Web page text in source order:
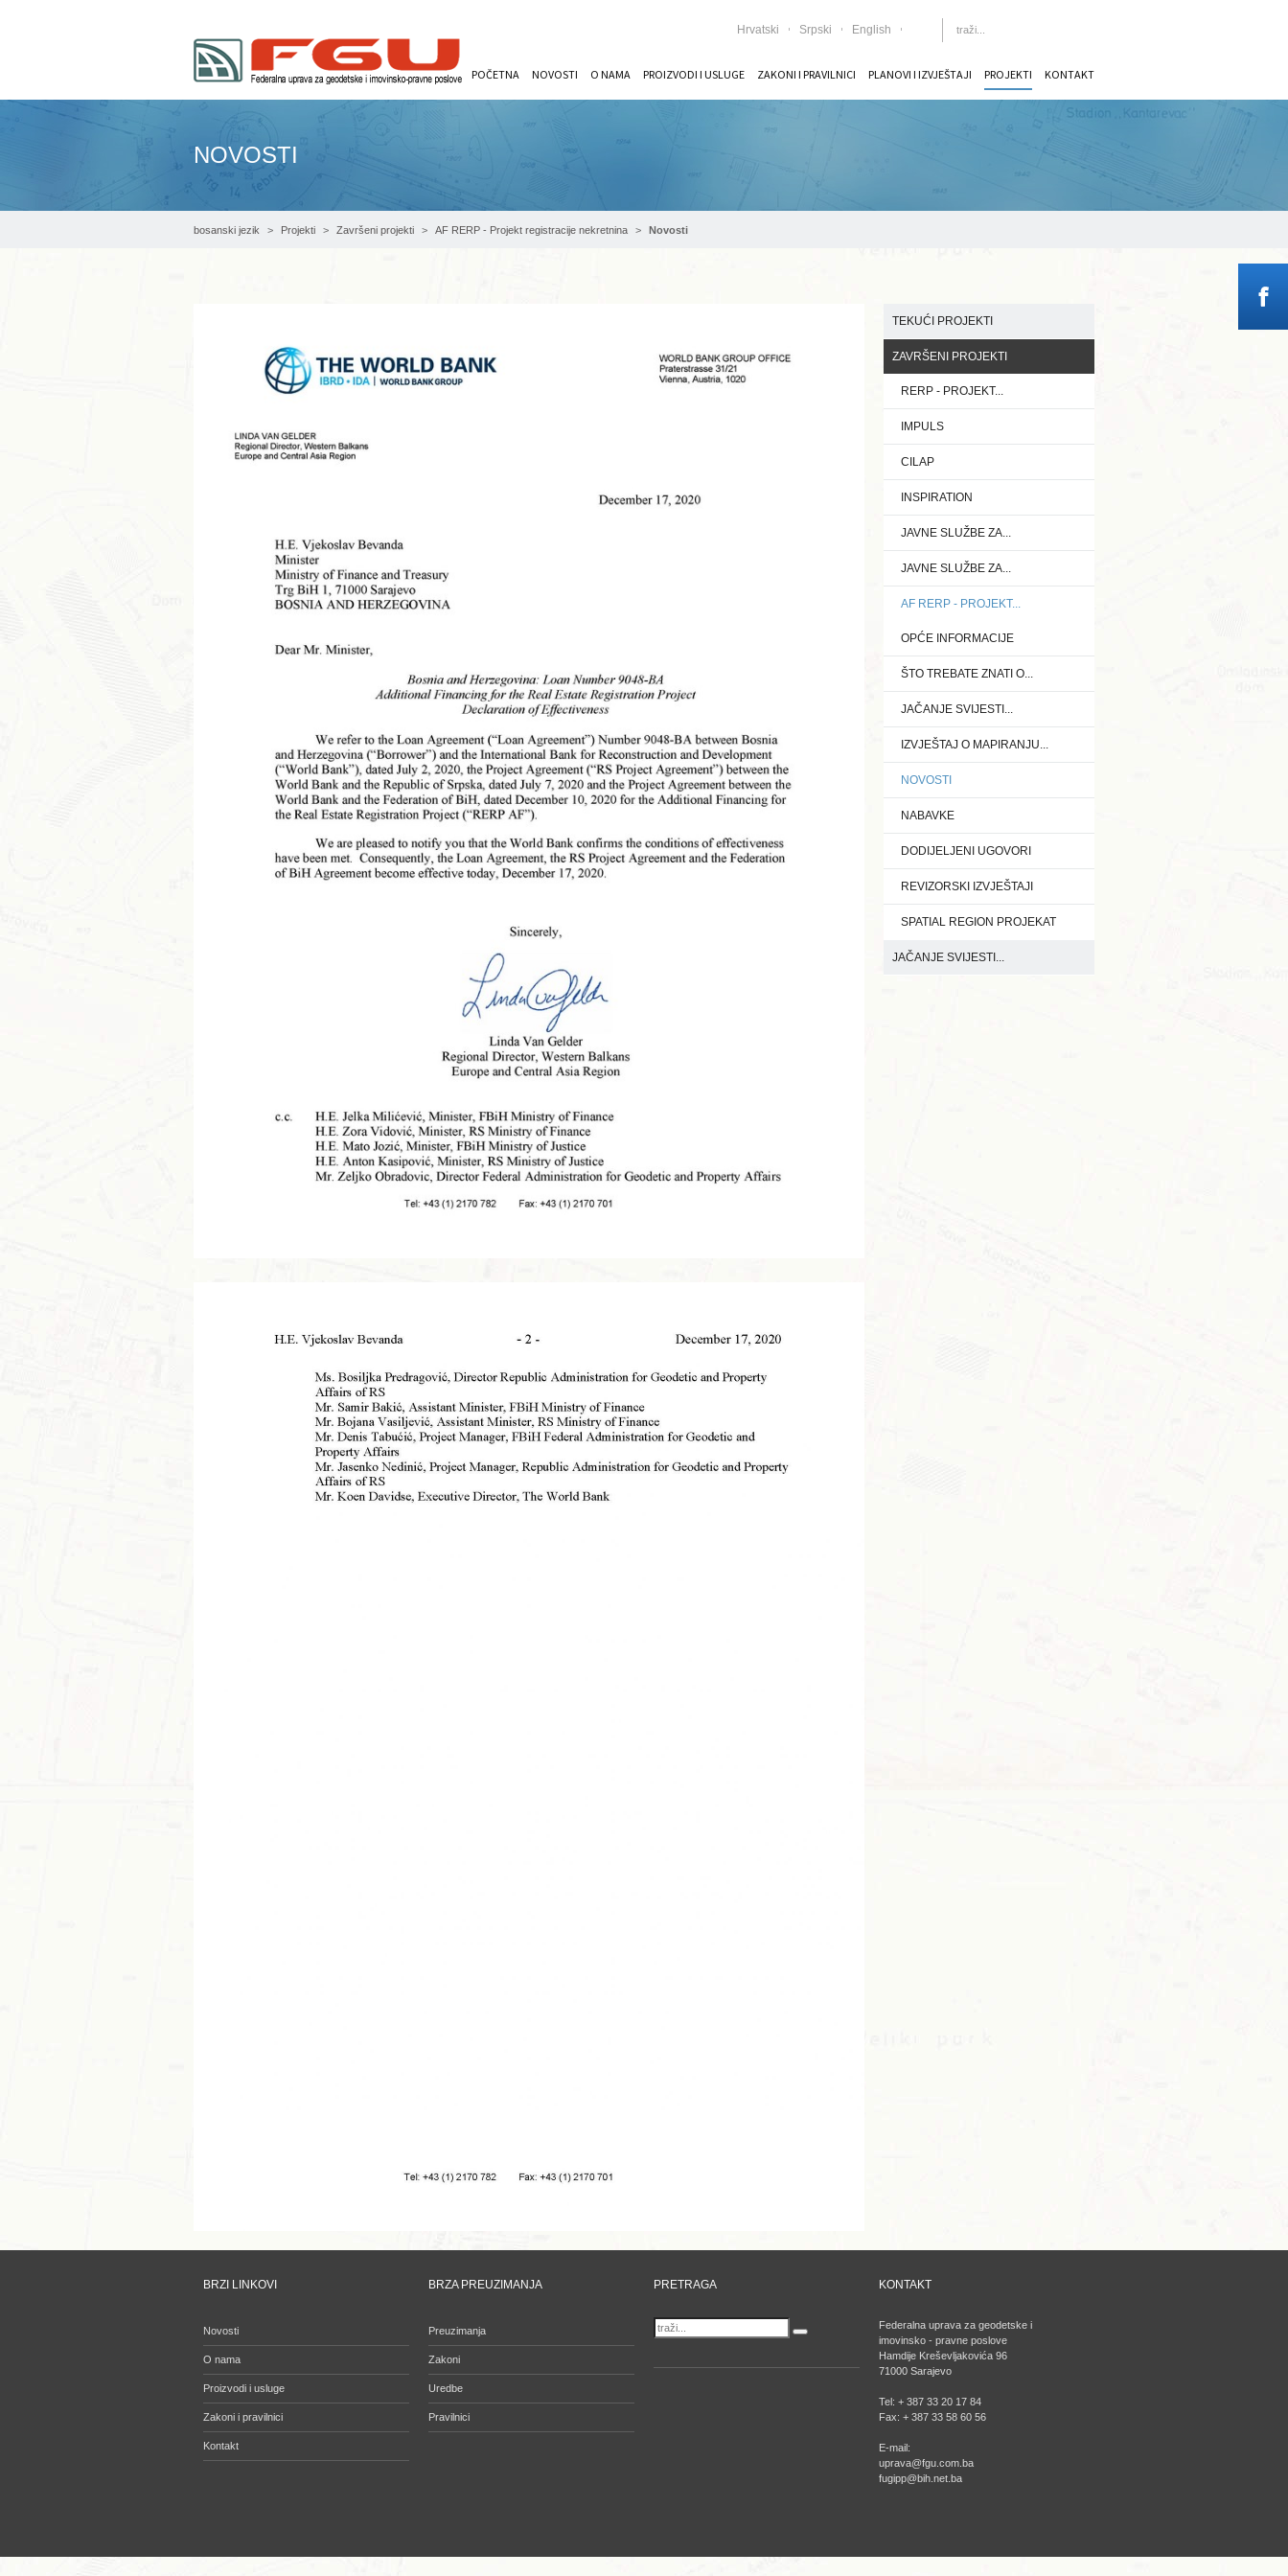
Hrvatski Srpski English
POČETNA NOVOSTI O NAMA PROIZVODI I USLUGE ZAKONI I PRAVILNICI PLANOVI I IZVJEŠTAJI PROJEKTI KONTAKT
NOVOSTI
bosanski jezik Projekti Završeni projekti AF RERP - Projekt registracije nekretnina Novosti
TEKUĆI PROJEKTI
ZAVRŠENI PROJEKTI
RERP - PROJEKT...
IMPULS
CILAP
INSPIRATION
JAVNE SLUŽBE ZA...
JAVNE SLUŽBE ZA...
AF RERP - PROJEKT...
OPĆE INFORMACIJE
ŠTO TREBATE ZNATI O...
JAČANJE SVIJESTI...
IZVJEŠTAJ O MAPIRANJU...
NOVOSTI
NABAVKE
DODIJELJENI UGOVORI
REVIZORSKI IZVJEŠTAJI
SPATIAL REGION PROJEKAT
JAČANJE SVIJESTI...
BRZI LINKOVI
Novosti
O nama
Proizvodi i usluge
Zakoni i pravilnici
Kontakt
BRZA PREUZIMANJA
Preuzimanja
Zakoni
Uredbe
Pravilnici
PRETRAGA KONTAKT
Federalna uprava za geodetske i
imovinsko - pravne poslove
Hamdije Kreševljakovića 96
71000 Sarajevo
Tel: + 387 33 20 17 84
Fax: + 387 33 58 60 56
E-mail:
uprava@fgu.com.ba
fugipp@bih.net.ba